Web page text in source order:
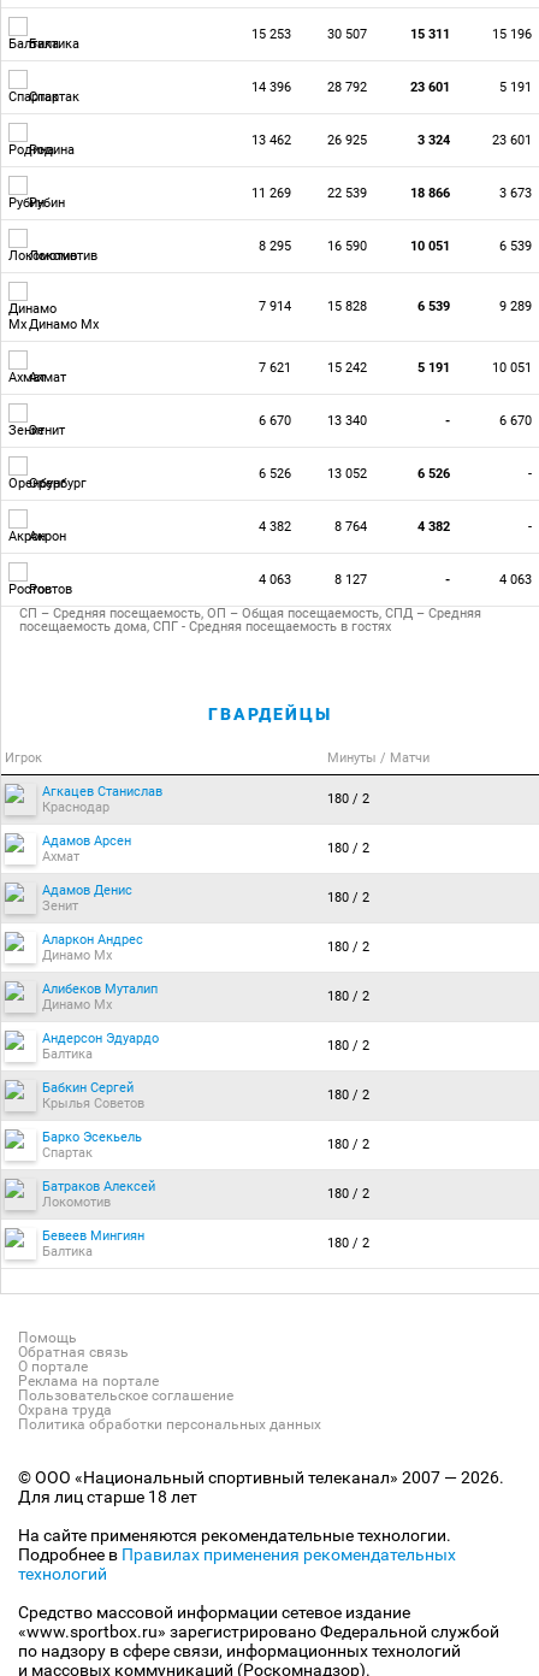
Балтика
15 253 30 507 15 311 15 196
Спартак
14 396 28 792 23 601 5 191
Родина
13 462 26 925 3 324 23 601
Рубин
11 269 22 539 18 866 3 673
Локомотив
8 295 16 590 10 051 6 539
Динамо Мх
7 914 15 828 6 539 9 289
Ахмат
7 621 15 242 5 191 10 051
Зенит
6 670 13 340 - 6 670
Оренбург
6 526 13 052 6 526 -
Акрон
4 382 8 764 4 382 -
Ростов
4 063 8 127 - 4 063
СП – Средняя посещаемость, ОП – Общая посещаемость, СПД – Средняя
посещаемость дома, СПГ - Средняя посещаемость в гостях
ГВАРДЕЙЦЫ
Игрок Минуты / Матчи
Агкацев Станислав
Краснодар
180 / 2
Адамов Арсен
Ахмат
180 / 2
Адамов Денис
Зенит
180 / 2
Аларкон Андрес
Динамо Мх
180 / 2
Алибеков Муталип
Динамо Мх
180 / 2
Андерсон Эдуардо
Балтика
180 / 2
Бабкин Сергей
Крылья Советов
180 / 2
Барко Эсекьель
Спартак
180 / 2
Батраков Алексей
Локомотив
180 / 2
Бевеев Мингиян
Балтика
180 / 2
Помощь
Обратная связь
О портале
Реклама на портале
Пользовательское соглашение
Охрана труда
Политика обработки персональных данных
© ООО «Национальный спортивный телеканал» 2007 — 2026.
Для лиц старше 18 лет
На сайте применяются рекомендательные технологии.
Подробнее в Правилах применения рекомендательных
технологий
Средство массовой информации сетевое издание
«www.sportbox.ru» зарегистрировано Федеральной службой
по надзору в сфере связи, информационных технологий
и массовых коммуникаций (Роскомнадзор).